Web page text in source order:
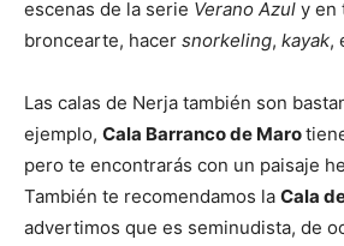
escenas de la serie Verano Azul y en
broncearte, hacer snorkeling, kayak,
Las calas de Nerja también son
ejemplo, Cala Barranco de Maro
pero te encontrarás con un paisaje
También te recomendamos la Cala
advertimos que es seminudista, de